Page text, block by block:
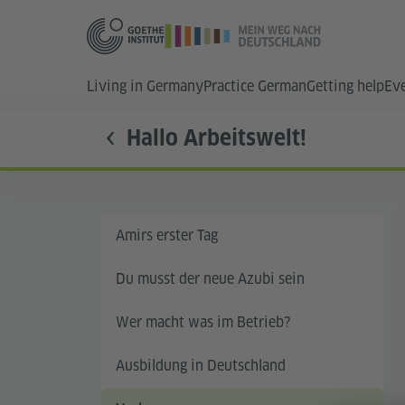
Living in GermanyPractice GermanGetting help
Hallo Arbeitswelt!
Amirs erster Tag
Du musst der neue Azubi sein
Wer macht was im Betrieb?
Ausbildung in Deutschland